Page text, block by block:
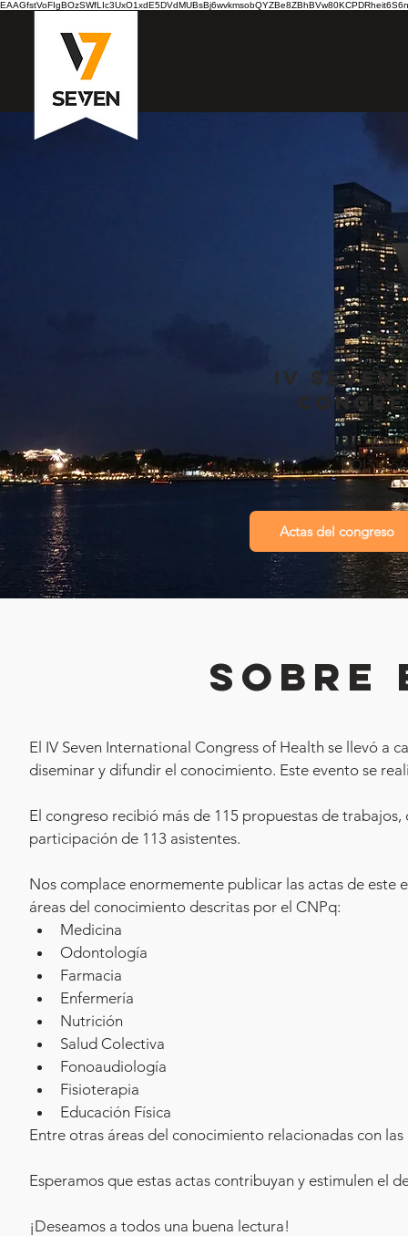
IV
ISBN:
DOI:
Actas del congreso
SOBRE
El IV Seven International Congress of Health se llevó a
diseminar y difundir el conocimiento. Este evento se
El congreso recibió más de 115 propuestas de
participación de 113 asistentes.
Nos complace enormemente publicar las actas de
áreas del conocimiento descritas por el CNPq:
Medicina
Odontología
Farmacia
Enfermería
Nutrición
Salud Colectiva
Fonoaudiología
Fisioterapia
Educación Física
Entre otras áreas del conocimiento relacionadas con las
Esperamos que estas actas contribuyan y estimulen el
¡Deseamos a todos una buena lectura!